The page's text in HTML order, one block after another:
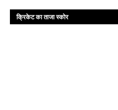
क्रिकेट का ताजा स्कोर